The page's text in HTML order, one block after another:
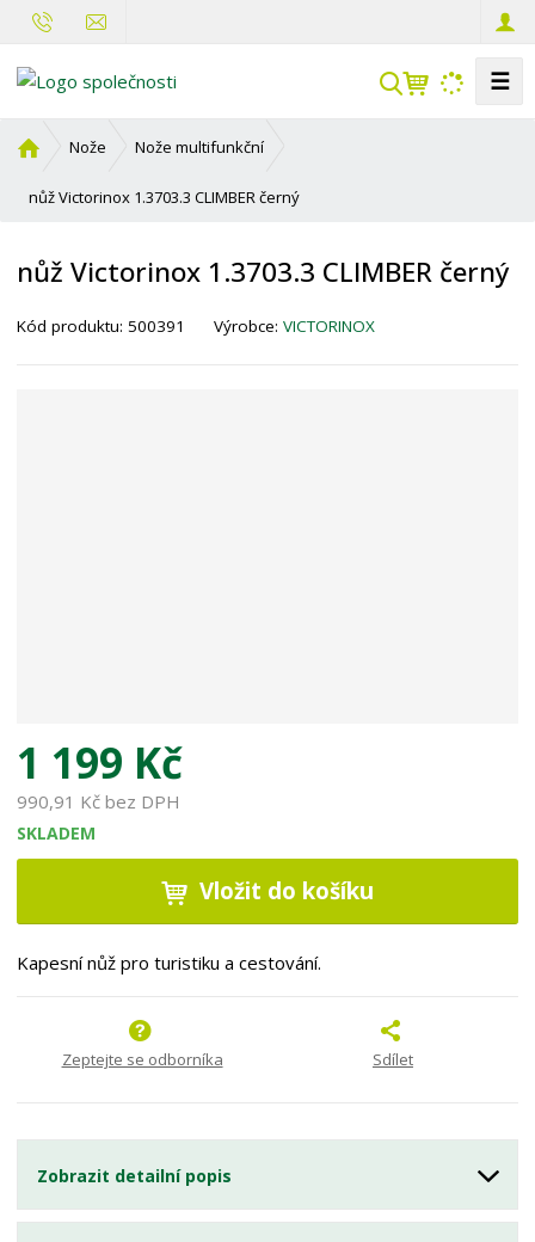
V
a
t
☰
o
í
t
Nože Nože multifunkční
nůž Victorinox 1.3703.3 CLIMBER černý
nůž Victorinox 1.3703.3 CLIMBER černý
Kód produktu: 500391 Výrobce:VICTORINOX
1 199 Kč
990,91 Kč bez DPH
SKLADEM
Vložit do košíku
Kapesní nůž pro turistiku a cestování.
Zeptejte se odborníka Sdílet
Zobrazit detailní popis